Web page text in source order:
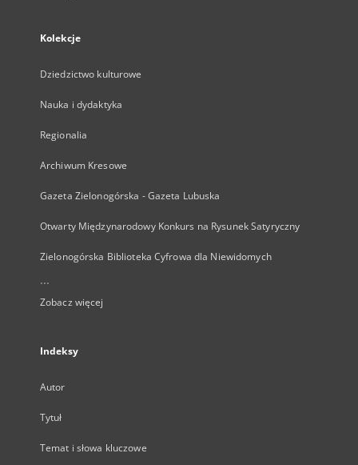
Kolekcje
Dziedzictwo kulturowe
Nauka i dydaktyka
Regionalia
Archiwum Kresowe
Gazeta Zielonogórska - Gazeta Lubuska
Otwarty Międzynarodowy Konkurs na Rysunek Satyryczny
Zielonogórska Biblioteka Cyfrowa dla Niewidomych
...
Zobacz więcej
Indeksy
Autor
Tytuł
Temat i słowa kluczowe